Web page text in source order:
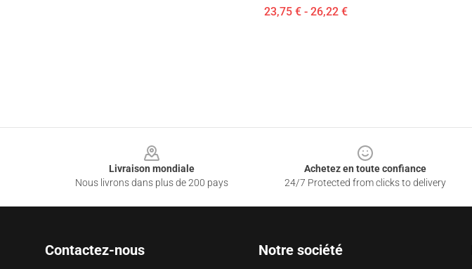
23,75 € - 26,22 €
Livraison mondiale
Nous livrons dans plus de 200 pays
Achetez en toute confiance
24/7 Protected from clicks to delivery
Contactez-nous Notre société